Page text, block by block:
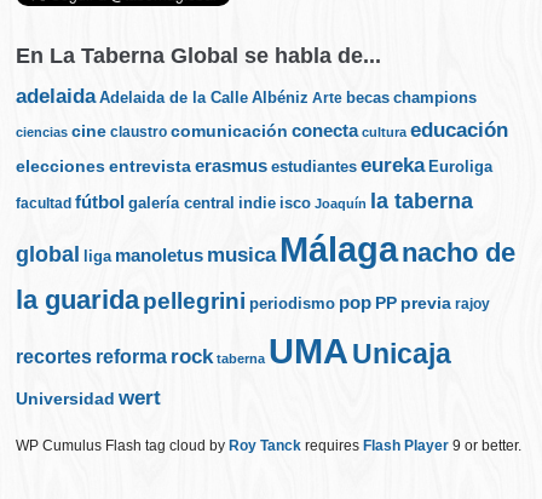
En La Taberna Global se habla de...
adelaida Adelaida de la Calle Albéniz Arte becas champions
ciencias cine claustro comunicación conecta cultura educación
elecciones entrevista erasmus estudiantes eureka Euroliga
facultad fútbol galería central indie isco Joaquín la taberna
global liga manoletus musica Málaganacho de
la guaridapellegrini periodismo pop PP previa rajoy
recortes reforma rock taberna UMA Unicaja
Universidad wert
WP Cumulus Flash tag cloud by Roy Tanck requires Flash Player 9 or better.